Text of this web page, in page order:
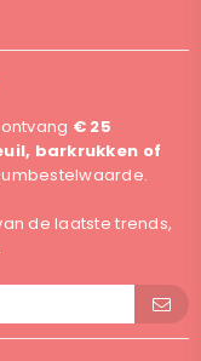
€ 25
barkrukken of
de laatste trends,